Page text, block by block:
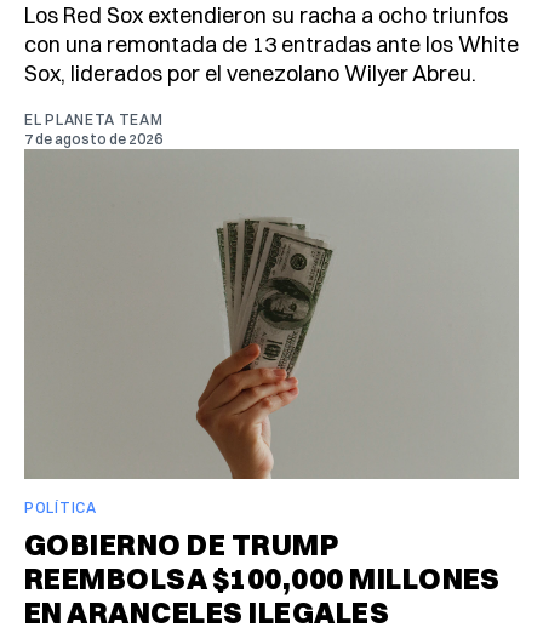
Los Red Sox extendieron su racha a ocho triunfos
con una remontada de 13 entradas ante los White
Sox, liderados por el venezolano Wilyer Abreu.
EL PLANETA TEAM
7 de agosto de 2026
POLÍTICA
GOBIERNO DE TRUMP
REEMBOLSA $100,000 MILLONES
EN ARANCELES ILEGALES